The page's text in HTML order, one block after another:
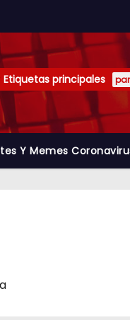
Etiquetas principales
Y Memes